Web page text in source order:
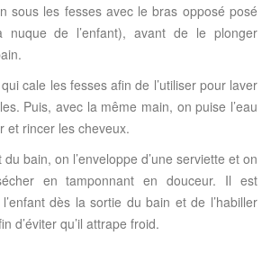
sous les fesses avec le bras opposé posé
de l’enfant), avant de le plonger
cale les fesses afin de l’utiliser pour laver
Puis, avec la même main, on puise l’eau
et rincer les cheveux.
du bain, on l’enveloppe d’une serviette et on
en tamponnant en douceur. Il est
dès la sortie du bain et de l’habiller
d’éviter qu’il attrape froid.